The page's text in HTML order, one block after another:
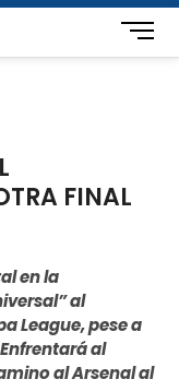
B
o
m
FINAL
en la
al
League, pese a
al
al Arsenal al